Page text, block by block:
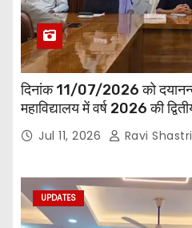
दिनांक 11/07/2026 को
महाविद्यालय में वर्ष 2026 की
प्राचार्य की अध्यक्षता में हुई। बैठक मे
विभागाध्यक्ष एवं शिक्षक सम्मिलित हुए।
Jul 11, 2026 Ravi Shastri
UPDATES